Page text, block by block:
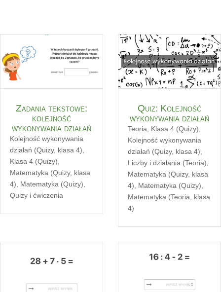
Zadania tekstowe:
kolejność
wykonywania działań
Kolejność wykonywania
działań (Quizy, klasa 4)
Klasa 4 (Quizy)
Matematyka (Quizy, klasa
4)
Matematyka (Quizy)
Quizy i ćwiczenia
Quiz: Kolejność
wykonywania działań
Teoria Klasa 4 (Quizy)
Kolejność wykonywania
działań (Quizy, klasa 4)
Liczby i działania (Teoria)
Matematyka (Quizy, klasa
4)
Matematyka (Quizy)
Matematyka (Teoria, klasa
4)